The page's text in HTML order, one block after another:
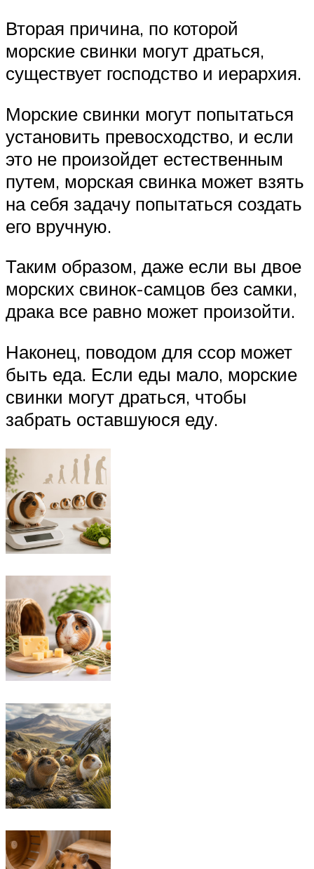
Вторая причина, по которой
морские свинки могут драться,
существует господство и иерархия.
Морские свинки могут попытаться
установить превосходство, и если
это не произойдет естественным
путем, морская свинка может взять
на себя задачу попытаться создать
его вручную.
Таким образом, даже если вы двое
морских свинок-самцов без самки,
драка все равно может произойти.
Наконец, поводом для ссор может
быть еда. Если еды мало, морские
свинки могут драться, чтобы
забрать оставшуюся еду.